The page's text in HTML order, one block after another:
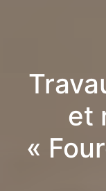
et
«